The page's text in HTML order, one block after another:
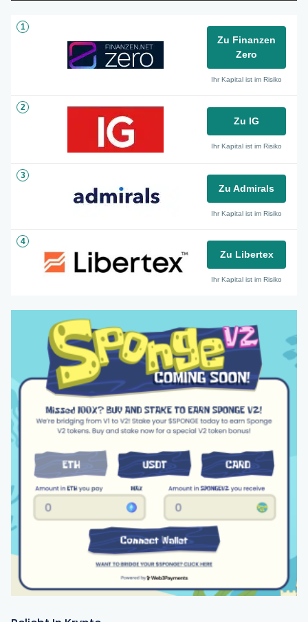
1
Zu Finanzen
Zero
Ihr Kapital ist im Risiko
2
Zu IG
Ihr Kapital ist im Risiko
3
Zu Admirals
Ihr Kapital ist im Risiko
4
Zu Libertex
Ihr Kapital ist im Risiko